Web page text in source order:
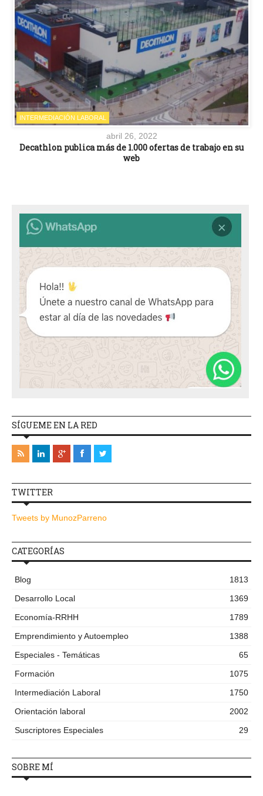
INTERMEDIACIÓN LABORAL
abril 26, 2022
Decathlon publica más de 1.000 ofertas de trabajo en su
web
SÍGUEME EN LA RED
TWITTER
Tweets by MunozParreno
CATEGORÍAS
Blog
1813
Desarrollo Local
1369
Economía-RRHH
1789
Emprendimiento y Autoempleo
1388
Especiales - Temáticas
65
Formación
1075
Intermediación Laboral
1750
Orientación laboral
2002
Suscriptores Especiales
29
SOBRE MÍ